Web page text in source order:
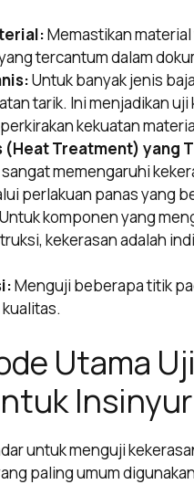
Memastikan
tercantum dalam
Untuk banyak jenis
tarik. Ini menjadikan
kekuatan
(Heat Treatment) yang
memengaruhi
perlakuan panas yang
Untuk komponen yang
kekerasan adalah
Menguji beberapa titik
Utama
Insinyur
untuk menguji
paling umum